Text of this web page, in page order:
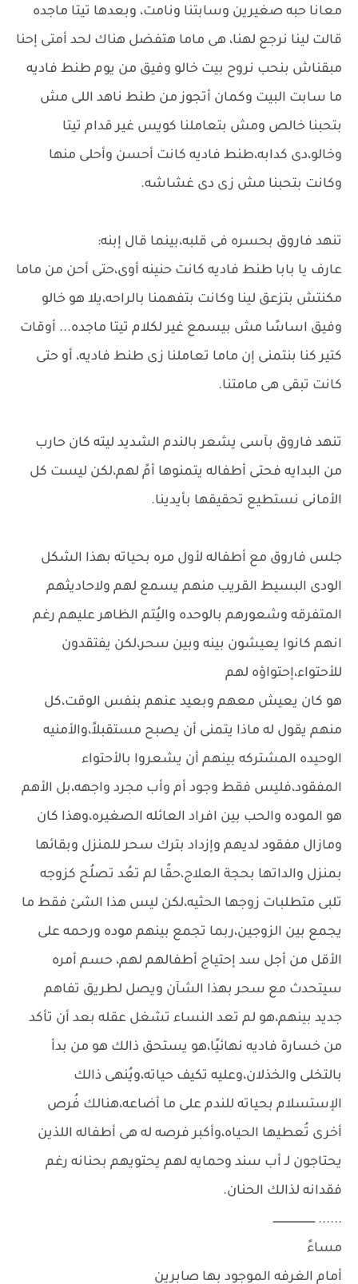
معانا حبه صغيرين وسابتنا ونامت، وبعدها تيتا ماجده
قالت لينا نرجع لهنا، هى ماما هتفضل هناك لحد أمتى إحنا
مبقناش بنحب نروح بيت خالو وفيق من يوم طنط فاديه
ما سابت البيت وكمان أتجوز من طنط ناهد اللى مش
بتحبنا خالص ومش بتعاملنا كويس غير قدام تيتا
وخالو،دى كدابه،طنط فاديه كانت أحسن وأحلى منها
وكانت بتحبنا مش زى دى غشاشه.
تنهد فاروق بحسره فى قلبه،بينما قال إبنه:
عارف يا بابا طنط فاديه كانت حنينه أوى،حتى أحن من ماما
مكنتش بتزعق لينا وكانت بتفهمنا بالراحه،يلا هو خالو
وفيق اساسًا مش بيسمع غير لكلام تيتا ماجده... أوقات
كتير كنا بنتمنى إن ماما تعاملنا زى طنط فاديه، أو حتى
كانت تبقى هى مامتنا.
تنهد فاروق بآسى يشعر بالندم الشديد ليته كان حارب
من البدايه فحتى أطفاله يتمنوها أمً لهم،لكن ليست كل
الأمانى نستطيع تحقيقها بأيدينا.
جلس فاروق مع أطفاله لأول مره بحياته بهذا الشكل
الودى البسيط القريب منهم يسمع لهم ولاحاديثهم
المتفرقه وشعورهم بالوحده واليُتم الظاهر عليهم رغم
انهم كانوا يعيشون بينه وبين سحر،لكن يفتقدون
للأحتواء،إحتواؤه لهم
هو كان يعيش معهم وبعيد عنهم بنفس الوقت،كل
منهم يقول له ماذا يتمنى أن يصبح مستقبلاً،والأمنيه
الوحيده المشتركه بينهم أن يشعروا بالأحتواء
المفقود،فليس فقط وجود أم وأب مجرد واجهه،بل الأهم
هو الموده والحب بين افراد العائله الصغيره،وهذا كان
ومازال مفقود لديهم وإزداد بترك سحر للمنزل وبقائها
بمنزل والداتها بحجة العلاج،حقًا لم تعُد تصلُح كزوجه
تلبى متطلبات زوجها الحثيه،لكن ليس هذا الشئ فقط ما
يجمع بين الزوجين،ربما تجمع بينهم موده ورحمه على
الأقل من أجل سد إحتياج أطفالهم لهم، حسم أمره
سيتحدث مع سحر بهذا الشآن ويصل لطريق تفاهم
جديد بينهم،هو لم تعد النساء تشغل عقله بعد أن تأكد
من خسارة فاديه نهائيًا،هو يستحق ذالك هو من بدأ
بالتخلى والخذلان،وعليه تكيف حياته،ويُنهى ذالك
الإستسلام بحياته للندم على ما أضاعه،هنالك فُرص
أخرى تُعطيها الحياه،وأكبر فرصه له هى أطفاله اللذين
يحتاجون لـ أب سند وحمايه لهم يحتويهم بحنانه رغم
فقدانه لذالك الحنان.
...... ــــــــــــــــــــــــــ
مساءً
أمام الغرفه الموجود بها صابرين